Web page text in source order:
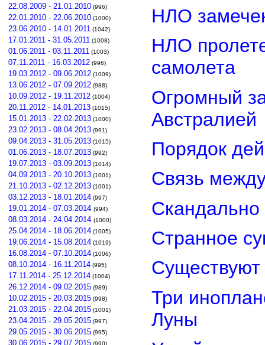
22.08.2009 - 21.01.2010 (996)
22.01.2010 - 22.06.2010 (1000)
23.06.2010 - 14.01.2011 (1042)
17.01.2011 - 31.05.2011 (1008)
01.06.2011 - 03.11.2011 (1003)
07.11.2011 - 16.03.2012 (996)
19.03.2012 - 09.06.2012 (1009)
13.06.2012 - 07.09.2012 (988)
10.09.2012 - 19.11.2012 (1004)
20.11.2012 - 14.01.2013 (1015)
15.01.2013 - 22.02.2013 (1000)
23.02.2013 - 08.04.2013 (991)
09.04.2013 - 31.05.2013 (1015)
01.06.2013 - 18.07.2013 (992)
19.07.2013 - 03.09.2013 (1014)
04.09.2013 - 20.10.2013 (1001)
21.10.2013 - 02.12.2013 (1001)
03.12.2013 - 18.01.2014 (997)
19.01.2014 - 07.03.2014 (994)
08.03.2014 - 24.04.2014 (1000)
25.04.2014 - 18.06.2014 (1005)
19.06.2014 - 15.08.2014 (1019)
16.08.2014 - 07.10.2014 (1006)
08.10.2014 - 16.11.2014 (995)
17.11.2014 - 25.12.2014 (1004)
26.12.2014 - 09.02.2015 (989)
10.02.2015 - 20.03.2015 (998)
21.03.2015 - 22.04.2015 (1001)
23.04.2015 - 29.05.2015 (997)
29.05.2015 - 30.06.2015 (995)
30.06.2015 - 29.07.2015 (990)
НЛО
НЛО
самолета
Огромный
Австралией
Порядок
Связь
Странное
Три
Луны